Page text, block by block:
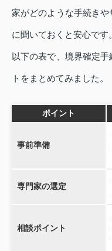
家がどのような手続き
に聞いておくと安心です。
以下の表で、境界確定
トをまとめてみました。
ポイント
事前準備
専門家の選定
相談ポイント